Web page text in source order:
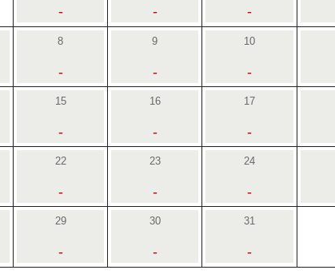
- - -
8
-
9
-
10
-
15
-
16
-
17
-
22
-
23
-
24
-
29
-
30
-
31
-